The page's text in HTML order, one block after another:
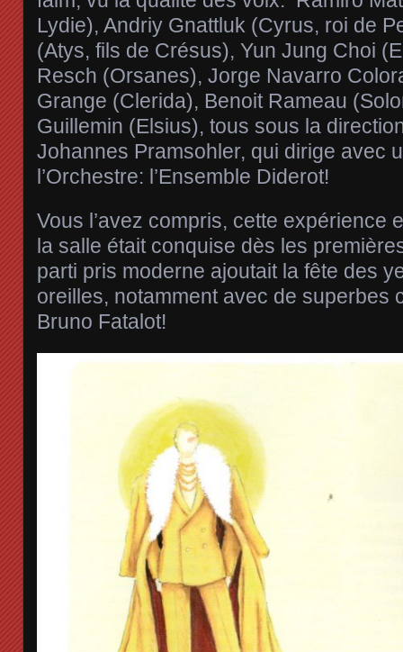
Lydie), Andriy Gnattluk (Cyrus, roi de
(Atys, fils de Crésus), Yun Jung Choi
Resch (Orsanes), Jorge Navarro
Grange (Clerida), Benoit Rameau
Guillemin (Elsius), tous sous la
Johannes Pramsohler, qui dirige avec
l’Orchestre: l’Ensemble Diderot!
Vous l’avez compris, cette expérience
la salle était conquise dès les
parti pris moderne ajoutait la fête des
oreilles, notamment avec de superbes
Bruno Fatalot!